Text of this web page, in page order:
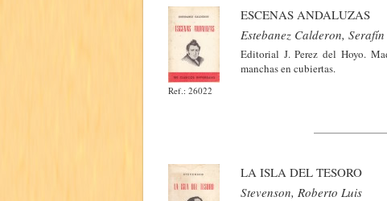
Ref.: 26022
ESCENAS ANDALUZAS
Estebanez Calderon, Serafín
Editorial J. Perez del Hoyo.
manchas en cubiertas.
LA ISLA DEL TESORO
Stevenson, Roberto Luis